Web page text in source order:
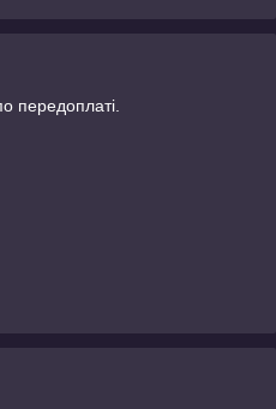
передоплаті.